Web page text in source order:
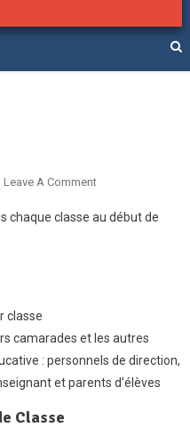
Verne de
Leave A CommentOn
De
chaque classe au début de
classe
camarades et les autres
: personnels de direction,
et parents d’élèves
Classe